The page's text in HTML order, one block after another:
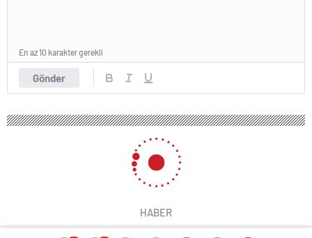
Gönder
En az 10 karakter gerekli
HABER